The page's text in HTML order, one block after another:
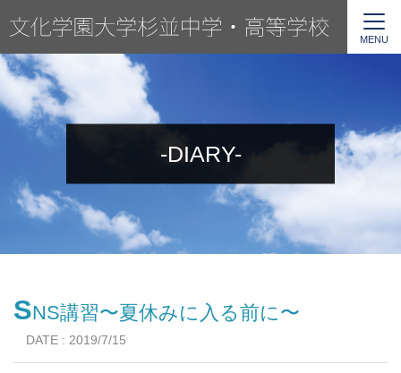
MENU
-DIARY-
SNS講習〜夏休みに入る前に〜
DATE : 2019/7/15